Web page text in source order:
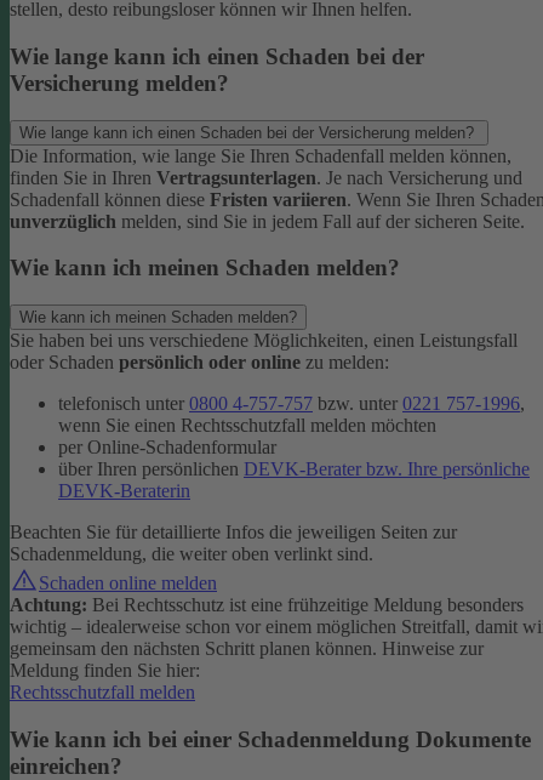
stellen, desto reibungsloser können wir Ihnen helfen.
Wie lange kann ich einen Schaden bei der
Versicherung melden?
Wie lange kann ich einen Schaden bei der Versicherung melden?
Die Information, wie lange Sie Ihren Schadenfall melden können,
finden Sie in Ihren Vertragsunterlagen. Je nach Versicherung und
Schadenfall können diese Fristen variieren. Wenn Sie Ihren
unverzüglich melden, sind Sie in jedem Fall auf der sicheren Seite.
Wie kann ich meinen Schaden melden?
Wie kann ich meinen Schaden melden?
Sie haben bei uns verschiedene Möglichkeiten, einen Leistungsfall
oder Schaden persönlich oder online zu melden:
telefonisch unter 0800 4-757-757 bzw. unter 0221 757-1996,
wenn Sie einen Rechtsschutzfall melden möchten
per Online-Schadenformular
über Ihren persönlichen DEVK-Berater bzw. Ihre persönliche
DEVK-Beraterin
Beachten Sie für detaillierte Infos die jeweiligen Seiten zur
Schadenmeldung, die weiter oben verlinkt sind.
Schaden online melden
Achtung: Bei Rechtsschutz ist eine frühzeitige Meldung besonders
wichtig – idealerweise schon vor einem möglichen Streitfall, damit
gemeinsam den nächsten Schritt planen können. Hinweise zur
Meldung finden Sie hier:
Rechtsschutzfall melden
Wie kann ich bei einer Schadenmeldung Dokumente
einreichen?